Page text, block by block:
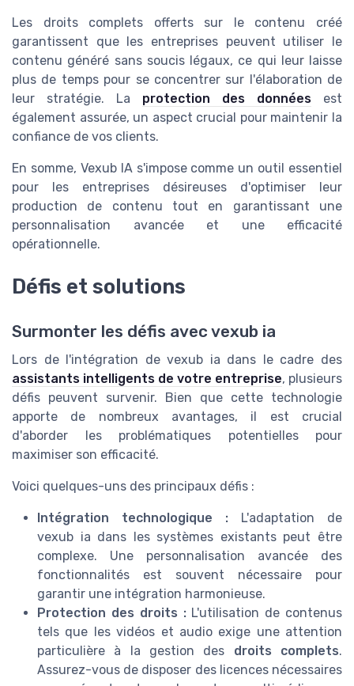
Les droits complets offerts sur le contenu créé
garantissent que les entreprises peuvent utiliser le
contenu généré sans soucis légaux, ce qui leur laisse
plus de temps pour se concentrer sur l'élaboration de
leur stratégie. La protection des données est
également assurée, un aspect crucial pour maintenir la
confiance de vos clients.
En somme, Vexub IA s'impose comme un outil essentiel
pour les entreprises désireuses d'optimiser leur
production de contenu tout en garantissant une
personnalisation avancée et une efficacité
opérationnelle.
Défis et solutions
Surmonter les défis avec vexub ia
Lors de l'intégration de vexub ia dans le cadre des
assistants intelligents de votre entreprise, plusieurs
défis peuvent survenir. Bien que cette technologie
apporte de nombreux avantages, il est crucial
d'aborder les problématiques potentielles pour
maximiser son efficacité.
Voici quelques-uns des principaux défis :
Intégration technologique : L'adaptation de
vexub ia dans les systèmes existants peut être
complexe. Une personnalisation avancée des
fonctionnalités est souvent nécessaire pour
garantir une intégration harmonieuse.
Protection des droits :L'utilisation de contenus
tels que les vidéos et audio exige une attention
particulière à la gestion des droits complets.
Assurez-vous de disposer des licences nécessaires